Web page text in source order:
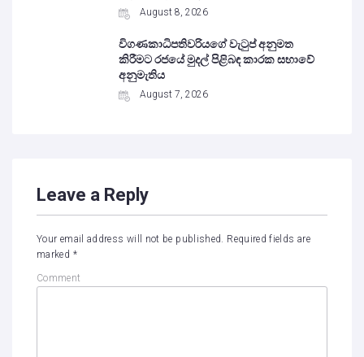
August 8, 2026
විගණකාධිපතිවරියගේ වැටුප් අනුමත
කිරීමට රජයේ මුදල් පිළිබඳ කාරක සභාවේ
අනුමැතිය
August 7, 2026
Leave a Reply
Your email address will not be published. Required fields are
marked *
Comment